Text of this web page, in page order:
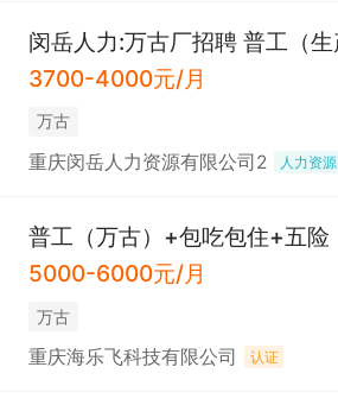
3700-4000元/月
万古
重庆闵岳人力资源有限公司2 人力资源
普工（万古）+包吃包住+五险
5000-6000元/月
万古
重庆海乐飞科技有限公司 认证